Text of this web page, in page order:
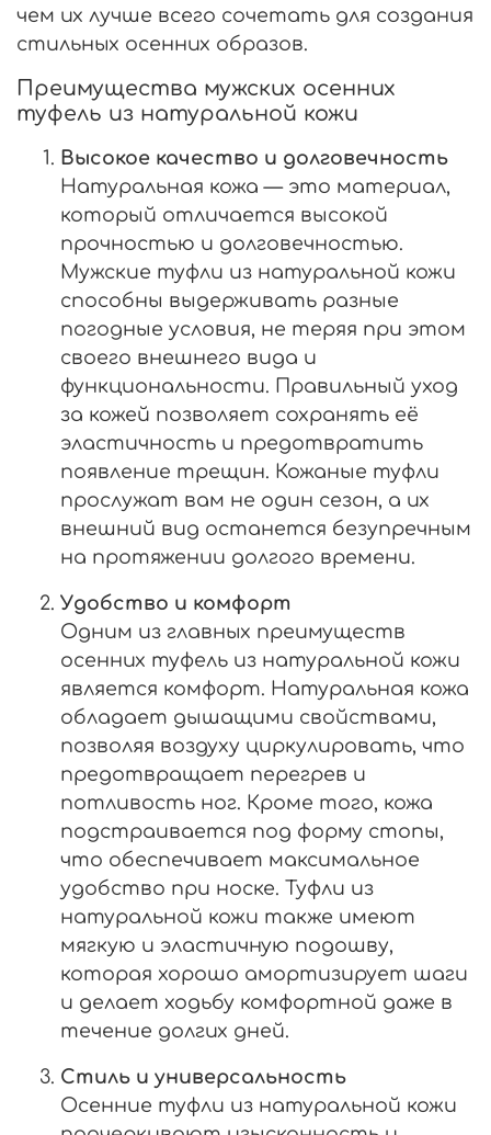
чем их лучше всего сочетать для создания
стильных осенних образов.
Преимущества мужских осенних
туфель из натуральной кожи
Высокое качество и долговечность
Натуральная кожа — это материал,
который отличается высокой
прочностью и долговечностью.
Мужские туфли из натуральной кожи
способны выдерживать разные
погодные условия, не теряя при этом
своего внешнего вида и
функциональности. Правильный уход
за кожей позволяет сохранять её
эластичность и предотвратить
появление трещин. Кожаные туфли
прослужат вам не один сезон, а их
внешний вид останется безупречным
на протяжении долгого времени.
Удобство и комфорт
Одним из главных преимуществ
осенних туфель из натуральной кожи
является комфорт. Натуральная кожа
обладает дышащими свойствами,
позволяя воздуху циркулировать, что
предотвращает перегрев и
потливость ног. Кроме того, кожа
подстраивается под форму стопы,
что обеспечивает максимальное
удобство при носке. Туфли из
натуральной кожи также имеют
мягкую и эластичную подошву,
которая хорошо амортизирует шаги
и делает ходьбу комфортной даже в
течение долгих дней.
Стиль и универсальность
Осенние туфли из натуральной кожи